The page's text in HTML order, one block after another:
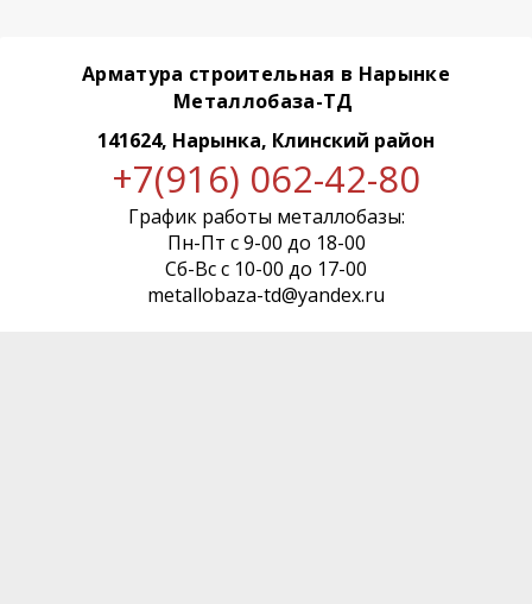
Арматура строительная в Нарынке
Металлобаза-ТД
141624, Нарынка, Клинский район
+7(916) 062-42-80
График работы металлобазы:
Пн-Пт с 9-00 до 18-00
Сб-Вс с 10-00 до 17-00
metallobaza-td@yandex.ru